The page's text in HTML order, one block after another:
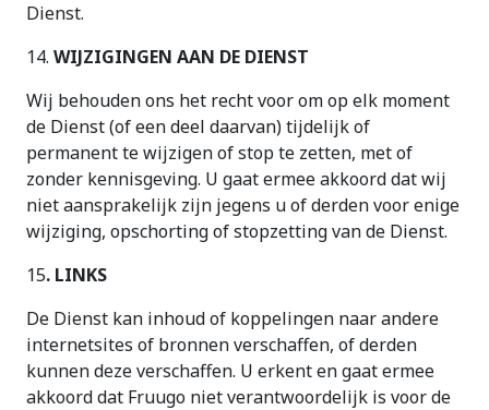
Dienst.
14. WIJZIGINGEN AAN DE DIENST
Wij behouden ons het recht voor om op elk moment
de Dienst (of een deel daarvan) tijdelijk of
permanent te wijzigen of stop te zetten, met of
zonder kennisgeving. U gaat ermee akkoord dat wij
niet aansprakelijk zijn jegens u of derden voor enige
wijziging, opschorting of stopzetting van de Dienst.
15. LINKS
De Dienst kan inhoud of koppelingen naar andere
internetsites of bronnen verschaffen, of derden
kunnen deze verschaffen. U erkent en gaat ermee
akkoord dat Fruugo niet verantwoordelijk is voor de